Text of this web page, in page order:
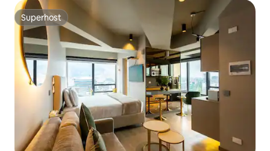
Superhost
Superhost